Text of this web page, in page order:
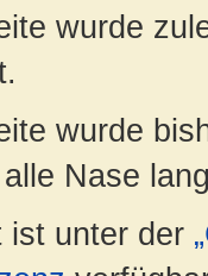
wurde
wurde
Nase
ist unter der